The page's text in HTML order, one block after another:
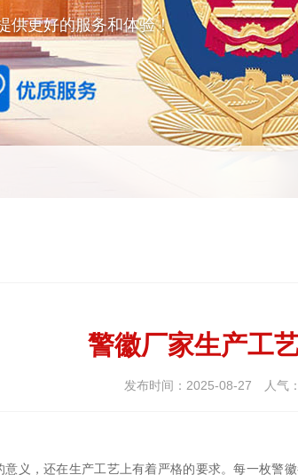
供更好的服务和体验！
警徽厂家生产工
发布时间：2025-08-27 人气：
义，还在生产工艺上有着严格的要求。每一枚警